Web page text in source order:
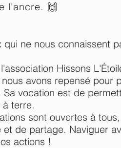
l'ancre. 🙌
qui ne nous connaissent
Hissons
avons repensé pour
Sa vocation est de
à terre.
sont ouvertes à
et de partage. Naviguer
actions !